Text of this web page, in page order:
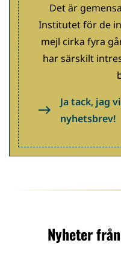
Det är
Institutet för de
mejl cirka fyra
har särskilt
Ja tack, jag
nyhetsbrev!
Nyheter